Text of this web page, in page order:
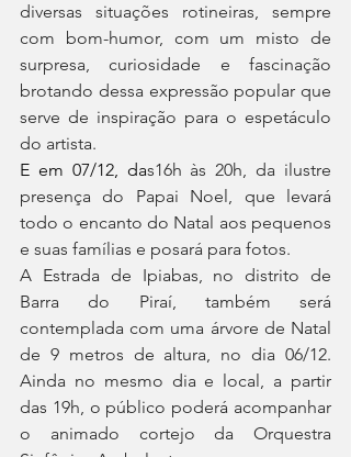
diversas situações rotineiras, sempre
com bom-humor, com um misto de
surpresa, curiosidade e fascinação
brotando dessa expressão popular que
serve de inspiração para o espetáculo
do artista.
E em 07/12, das16h às 20h, da ilustre
presença do Papai Noel, que levará
todo o encanto do Natal aos pequenos
e suas famílias e posará para fotos.
A Estrada de Ipiabas, no distrito de
Barra do Piraí, também será
contemplada com uma árvore de Natal
de 9 metros de altura, no dia 06/12.
Ainda no mesmo dia e local, a partir
das 19h, o público poderá acompanhar
o animado cortejo da Orquestra